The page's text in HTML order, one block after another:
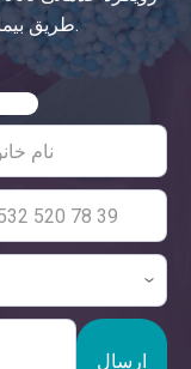
طریق بیمارستان‌های معتبر اتخاذ می‌کند.
ارسال